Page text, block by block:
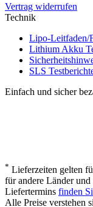
Vertrag widerrufen
Technik
Lipo-Leitfaden/
Lithium Akku
SLS
Einfach und sicher
* Lieferzeiten gelten
für andere Länder
Liefertermins finden
Alle Preise verstehen